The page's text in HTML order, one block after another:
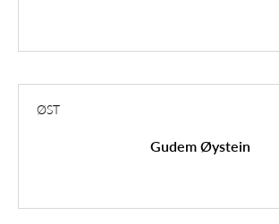
ØST
Gudem Øystein